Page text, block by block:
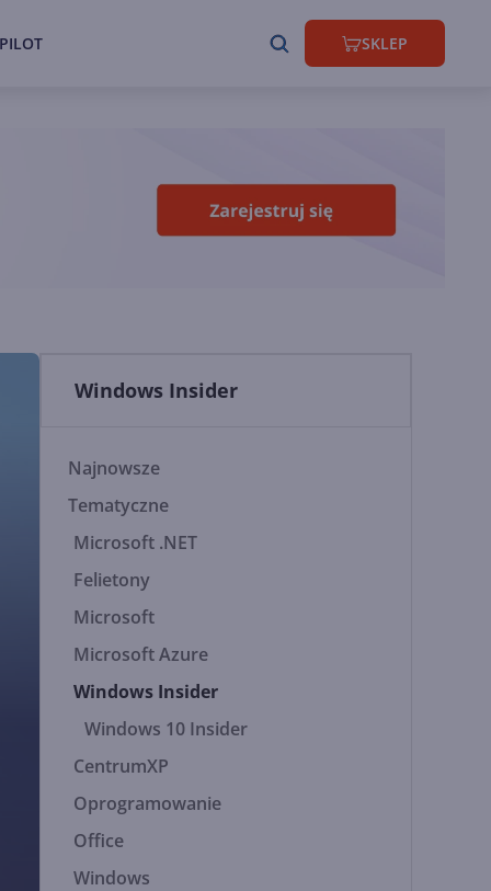
SKLEP
Windows Insider
Najnowsze
Tematyczne
Microsoft .NET
Felietony
Microsoft
Microsoft Azure
Windows Insider
Windows 10 Insider
CentrumXP
Oprogramowanie
Office
Windows